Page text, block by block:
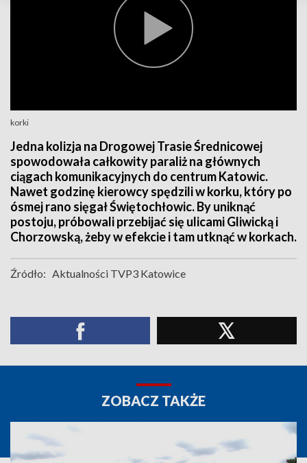
korki
Jedna kolizja na Drogowej Trasie Średnicowej
spowodowała całkowity paraliż na głównych
ciągach komunikacyjnych do centrum Katowic.
Nawet godzinę kierowcy spędzili w korku, który po
ósmej rano sięgał Świętochłowic. By uniknąć
postoju, próbowali przebijać się ulicami Gliwicką i
Chorzowską, żeby w efekcie i tam utknąć w korkach.
Źródło: Aktualności TVP3 Katowice
ZOBACZ TAKŻE